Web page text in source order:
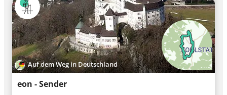
Auf dem Weg in Deutschland
eon - Sender